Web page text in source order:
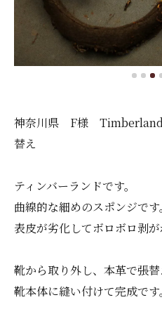
神奈川県 F様 Timberland
替え
ティンバーランドです。
曲線的な細めのスポンジです。
表皮が劣化してボロボロ剥が
靴から取り外し、本革で張替
靴本体に縫い付けて完成です。